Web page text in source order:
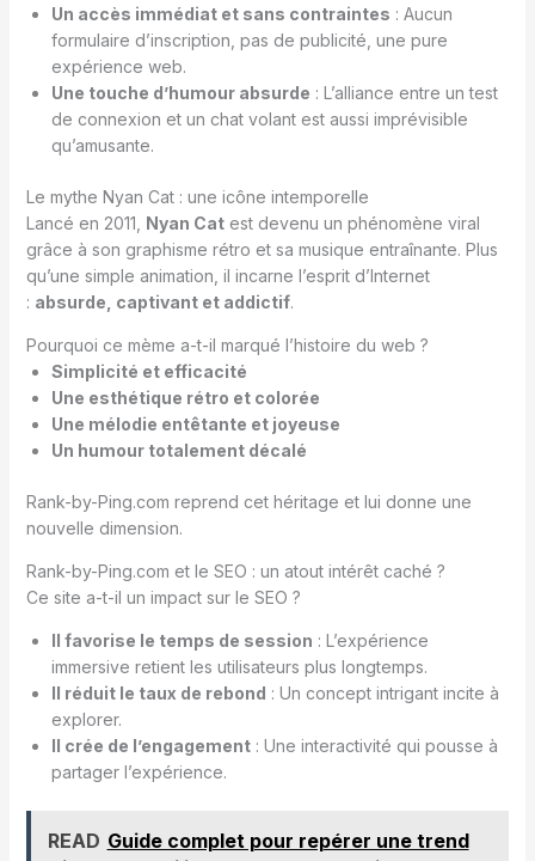
Un accès immédiat et sans contraintes : Aucun
formulaire d’inscription, pas de publicité, une pure
expérience web.
Une touche d’humour absurde : L’alliance entre un test
de connexion et un chat volant est aussi imprévisible
qu’amusante.
Le mythe Nyan Cat : une icône intemporelle
Lancé en 2011, Nyan Catest devenu un phénomène viral
grâce à son graphisme rétro et sa musique entraînante. Plus
qu’une simple animation, il incarne l’esprit d’Internet
: absurde, captivant et addictif.
Pourquoi ce mème a-t-il marqué l’histoire du web ?
Simplicité et efficacité
Une esthétique rétro et colorée
Une mélodie entêtante et joyeuse
Un humour totalement décalé
Rank-by-Ping.com reprend cet héritage et lui donne une
nouvelle dimension.
Rank-by-Ping.com et le SEO : un atout intérêt caché ?
Ce site a-t-il un impact sur le SEO ?
Il favorise le temps de session : L’expérience
immersive retient les utilisateurs plus longtemps.
Il réduit le taux de rebond : Un concept intrigant incite à
explorer.
Il crée de l’engagement: Une interactivité qui pousse à
partager l’expérience.
READ Guide complet pour repérer une trend